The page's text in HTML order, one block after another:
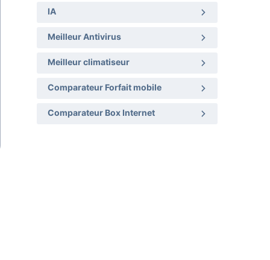
IA
Meilleur Antivirus
Meilleur climatiseur
Comparateur Forfait mobile
Comparateur Box Internet